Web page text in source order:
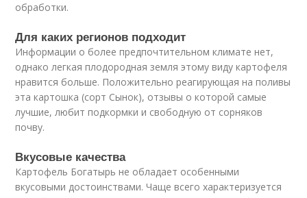
обработки.
Для каких регионов подходит
Информации о более предпочтительном климате нет,
однако легкая плодородная земля этому виду картофеля
нравится больше. Положительно реагирующая на поливы
эта картошка (сорт Сынок), отзывы о которой самые
лучшие, любит подкормки и свободную от сорняков
почву.
Вкусовые качества
Картофель Богатырь не обладает особенными
вкусовыми достоинствами. Чаще всего характеризуется